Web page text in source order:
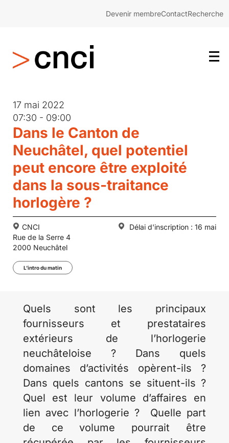
Devenir membreContactRecherche
17 mai 2022
07:30 - 09:00
Dans le Canton de
Neuchâtel, quel potentiel
peut encore être exploité
dans la sous-traitance
horlogère ?
CNCI
Rue de la Serre 4
2000 Neuchâtel
L’intro du matin
Délai d'inscription : 16 mai
Quels sont les principaux
fournisseurs et prestataires
extérieurs de l’horlogerie
neuchâteloise ? Dans quels
domaines d’activités opèrent-ils ?
Dans quels cantons se situent-ils ?
Quel est leur volume d’affaires en
lien avec l’horlogerie ? Quelle part
de ce volume pourrait être